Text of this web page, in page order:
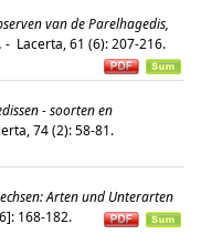
van de Parelhagedis,
- Lacerta, 61 (6): 207-216.
- soorten en
74 (2): 58-81.
Arten und Unterarten
168-182.